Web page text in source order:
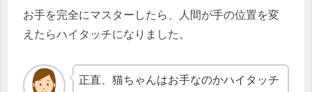
お手を完全にマスターしたら、人間が手の位置を変
えたらハイタッチになりました。
正直、猫ちゃんはお手なのかハイタッチ